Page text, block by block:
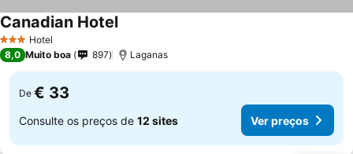
3 EstrelasHotel
Canadian Hotel
8,0 Muito boa 897 Laganas
De € 33
Consulte os preços de 12 sites Ver preços